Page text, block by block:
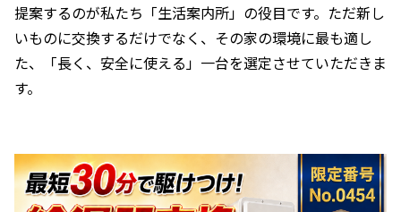
提案するのが私たち「生活案内所」の役目です。ただ新し
いものに交換するだけでなく、その家の環境に最も適し
た、「長く、安全に使える」一台を選定させていただきま
す。